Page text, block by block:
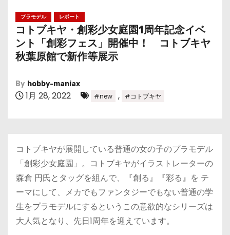
プラモデル レポート
コトブキヤ・創彩少女庭園1周年記念イベ
ント「創彩フェス」開催中！ コトブキヤ
秋葉原館で新作等展示
By hobby-maniax
1月 28, 2022 #new , #コトブキヤ
コトブキヤが展開している普通の女の子のプラモデル
「創彩少女庭園」。コトブキヤがイラストレーターの
森倉 円氏とタッグを組んで、『創る』『彩る』を テ
ーマにして、メカでもファンタジーでもない普通の学
生をプラモデルにするというこの意欲的なシリーズは
大人気となり、先日1周年を迎えています。